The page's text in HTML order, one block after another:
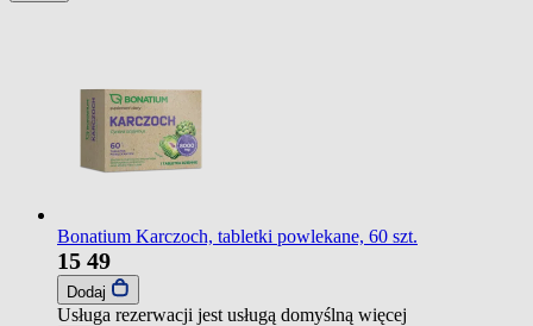
Bonatium Karczoch, tabletki powlekane, 60 szt.
15 49
Dodaj
Usługa rezerwacji jest usługą domyślną więcej